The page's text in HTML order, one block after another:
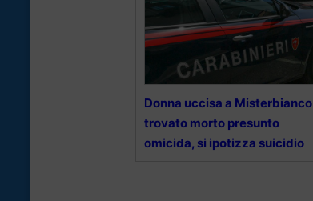
Donna uccisa a
trovato morto presunto
omicida, si ipotizza suicidio